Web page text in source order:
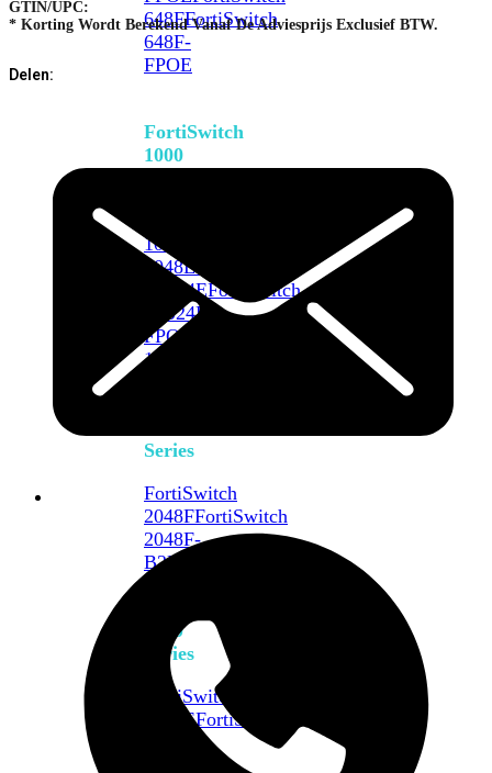
648FFortiSwitch
648F-
FPOE
FortiSwitch
1000
1024E
1048EFortiSwitch
T1024EFortiSwitch
T1024F-
FPOE
1048G
Series
FortiSwitch
2048FFortiSwitch
2048F-
B2F
3000
Series
FortiSwitch
3032EFortiSwitch
GTIN/UPC:
* Korting Wordt Berekend Vanaf De Adviesprijs Exclusief BTW.
Delen: